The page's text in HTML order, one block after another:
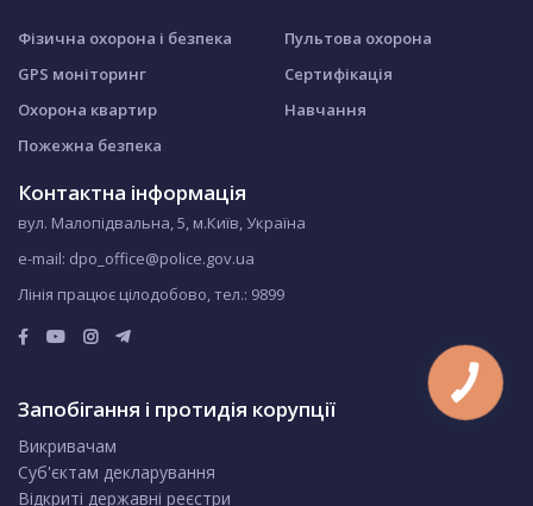
Фізична охорона і безпека
GPS моніторинг
Охорона квартир
Пожежна безпека
Пультова охорона
Сертифікація
Навчання
Контактна інформація
вул. Малопідвальна, 5, м.Київ, Україна
e-mail: dpo_office@police.gov.ua
Лінія працює цілодобово, тел.: 9899
Запобігання і протидія корупції
Викривачам
Суб'єктам декларування
Відкриті державні реєстри